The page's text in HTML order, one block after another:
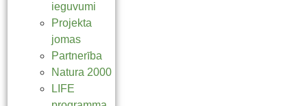
ieguvumi
Projekta
jomas
Partnerība
Natura 2000
LIFE